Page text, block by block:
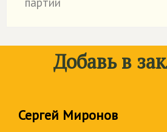
Добавь в
Сергей Миронов